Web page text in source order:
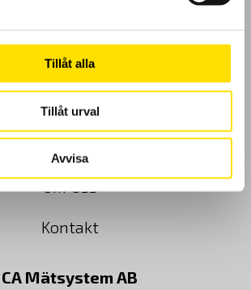
Tillåt alla
Tillåt urval
Avvisa
Cookies
Klagomål
Kundundersökning
Kontakt
CA Mätsystem AB